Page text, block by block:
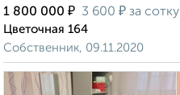
1 800 000 ₽ 3 600 ₽ за сотку
Цветочная 164
Собственник, 09.11.2020